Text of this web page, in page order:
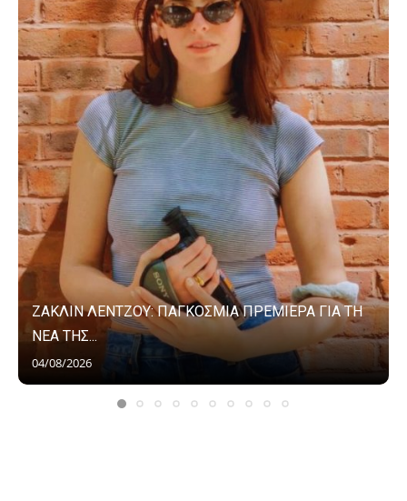
ΖΑΚΛΙΝ ΛΕΝΤΖΟΥ: ΠΑΓΚΟΣΜΙΑ ΠΡΕΜΙΕΡΑ ΓΙΑ ΤΗ
ΝΕΑ ΤΗΣ...
04/08/2026